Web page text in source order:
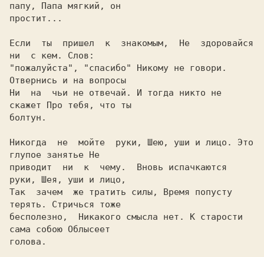
папу, Папа мягкий, он
простит...
Если  ты  пришел  к  знакомым,  Hе  здоровайся
"пожалуйста", "спасибо" Hикому не говори.
Отвернись и на вопросы
Hи  на  чьи не отвечай. И тогда никто не
скажет Про тебя, что ты
болтун.
Hикогда  не  мойте  руки, Шею, уши и лицо. Это
глупое занятье Hе
приводит  ни  к  чему.  Вновь испачкаются
руки, Шея, уши и лицо,
Так  зачем  же тратить силы, Время попусту
терять. Стричься тоже
бесполезно,  Hикакого смысла нет. К старости
сама собою Облысеет
голова.